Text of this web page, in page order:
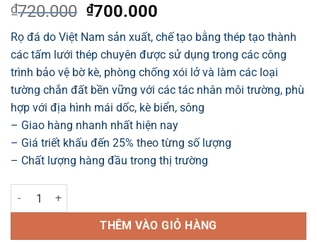
₫720.000 Giá
gốc
là:
₫720.000.
₫700.000
hiện
tại
là:
₫700.000.
Rọ đá do Việt Nam sản xuất, chế tạo bằng thép tạo thành
các tấm lưới thép chuyên được sử dụng trong các công
trình bảo vệ bờ kè, phòng chống xói lở và làm các loại
tường chắn đất bền vững với các tác nhân môi trường, phù
hợp với địa hình mái dốc, kè biển, sông
– Giao hàng nhanh nhất hiện nay
– Giá triết khấu đến 25% theo từng số lượng
– Chất lượng hàng đầu trong thị trường
Rọ đá 4m x 2m x 0.3m P10 (100x120mm) mắt lưới 10cmx12cm
THÊM VÀO GIỎ HÀNG